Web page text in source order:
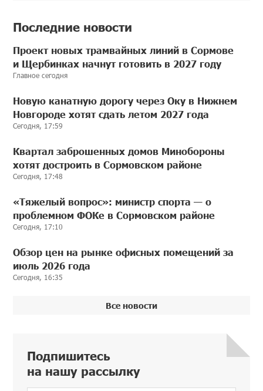
Последние новости
Проект новых трамвайных линий в Сормове
и Щербинках начнут готовить в 2027 году
Главное сегодня
Новую канатную дорогу через Оку в Нижнем
Новгороде хотят сдать летом 2027 года
Сегодня, 17:59
Квартал заброшенных домов Минобороны
хотят достроить в Сормовском районе
Сегодня, 17:48
«Тяжелый вопрос»: министр спорта — о
проблемном ФОКе в Сормовском районе
Сегодня, 17:10
Обзор цен на рынке офисных помещений за
июль 2026 года
Сегодня, 16:35
Все новости
Подпишитесь
на нашу рассылку